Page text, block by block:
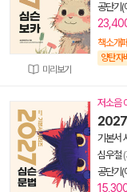
미리보기
공단기(
책소개
양탄자
저소음
2027
기본서
심우철
공단기(